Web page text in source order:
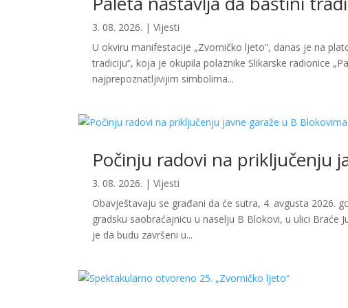
3. 08. 2026. |Vijesti
U okviru manifestacije „Zvorničko ljeto“, danas je na
tradiciju“, koja je okupila polaznike Slikarske radionice
najprepoznatljivijim simbolima...
Počinju radovi na priključenju
3. 08. 2026. |Vijesti
Obavještavaju se građani da će sutra, 4. avgusta 2026.
gradsku saobraćajnicu u naselju B Blokovi, u ulici Braće
je da budu završeni u...